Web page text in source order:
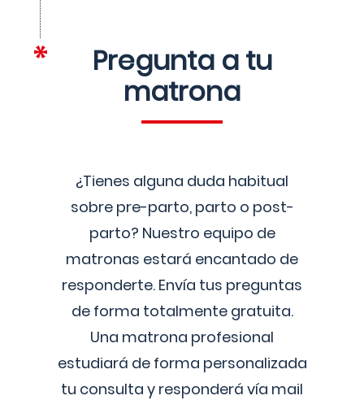
Pregunta a tu
matrona
¿Tienes alguna duda habitual
sobre pre-parto, parto o post-
parto? Nuestro equipo de
matronas estará encantado de
responderte. Envía tus preguntas
de forma totalmente gratuita.
Una matrona profesional
estudiará de forma personalizada
tu consulta y responderá vía mail